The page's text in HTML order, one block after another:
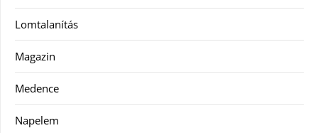
Lomtalanítás
Magazin
Medence
Napelem